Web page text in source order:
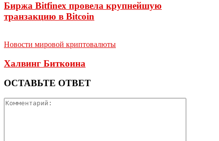
Биржа Bitfinex провела крупнейшую
транзакцию в Bitcoin
Новости мировой криптовалюты
Халвинг Биткоина
ОСТАВЬТЕ ОТВЕТ